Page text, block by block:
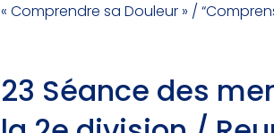
« Comprendre sa Douleur » /
23 Séance des